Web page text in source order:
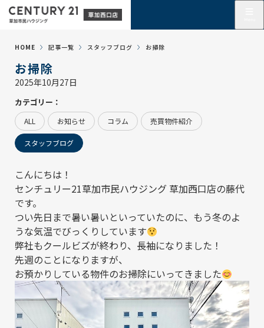
HOME 記事一覧 スタッフブログ お掃除
お掃除
2025年10月27日
カテゴリー：
ALL お知らせ コラム 売買物件紹介
スタッフブログ
こんにちは！
センチュリー21草加市民ハウジング 草加西口店の藤代
です。
つい先日まで暑い暑いといっていたのに、もう冬のよ
うな気温でびっくりしています
弊社もクールビズが終わり、長袖になりました！
先週のことになりますが、
お預かりしている物件のお掃除にいってきました